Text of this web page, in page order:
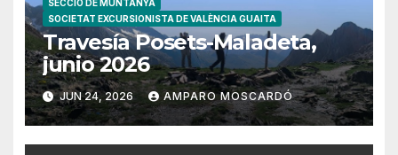
SECCIÓ DE MUNTANYA
SOCIETAT EXCURSIONISTA DE VALÈNCIA GUAITA
Travesía Posets-Maladeta,
junio 2026
JUN 24, 2026 AMPARO MOSCARDÓ